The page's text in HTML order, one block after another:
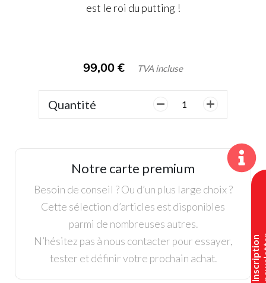
I
n
s
c
r
i
p
t
i
o
n
n
e
w
s
l
e
t
t
e
est le roi du putting !
99,00 € TVA incluse
Quantité
quantité
Pong
Notre carte premium
Besoin de conseil ? Ou d’un plus large choix ?
Cette sélection d’articles est disponibles
parmi de nombreuses autres.
N’hésitez pas à nous contacter pour essayer,
tester et définir votre prochain achat.